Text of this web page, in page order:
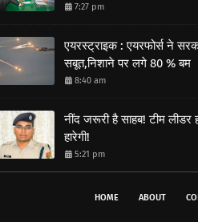
7:27 pm
एयरस्ट्राइक : एयरफोर्स ने
सबूत,निशाने पर लगे 80 % बम
8:40 am
नींद जरूरी है साहब! टीम लीडर
हारेगी!
5:21 pm
HOME ABOUT